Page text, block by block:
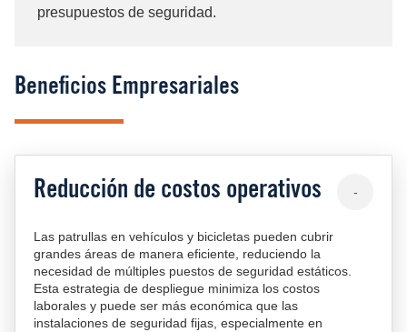
presupuestos de seguridad.
Beneficios Empresariales
Reducción de costos operativos -
Las patrullas en vehículos y bicicletas pueden cubrir
grandes áreas de manera eficiente, reduciendo la
necesidad de múltiples puestos de seguridad estáticos.
Esta estrategia de despliegue minimiza los costos
laborales y puede ser más económica que las
instalaciones de seguridad fijas, especialmente en